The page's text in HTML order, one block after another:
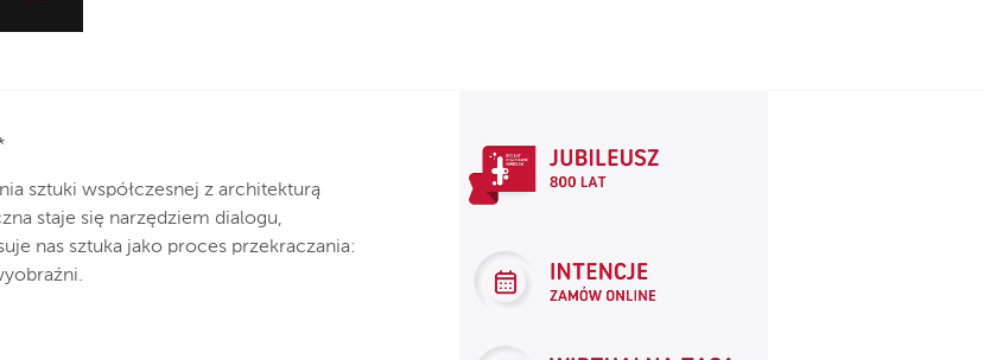
sztuki współczesnej z architekturą
staje się narzędziem dialogu,
nas sztuka jako proces przekraczania: